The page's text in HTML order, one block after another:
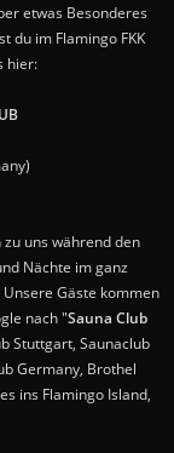
etwas Besonderes
du im Flamingo FKK
hier:
uns während den
Nächte im ganz
Gäste kommen
nach "Sauna Club
Stuttgart, Saunaclub
Germany, Brothel
ins Flamingo Island,